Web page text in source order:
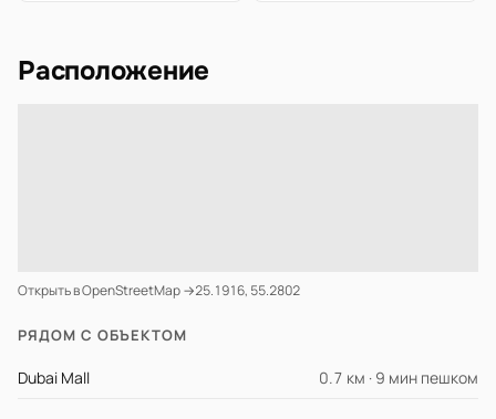
Расположение
Открыть в OpenStreetMap →25.1916, 55.2802
РЯДОМ С ОБЪЕКТОМ
Dubai Mall 0.7 км · 9 мин пешком